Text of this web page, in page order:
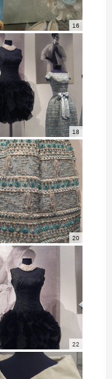
16
18
20
22